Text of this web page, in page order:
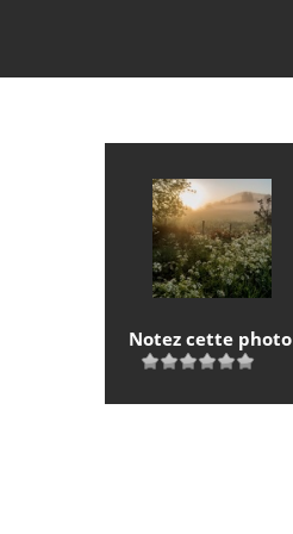
Notez cette photo